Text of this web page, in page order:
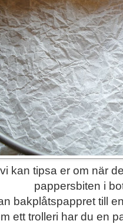
kan tipsa er om när
pappersbiten i
bakplåtspappret till
ett trolleri har du en